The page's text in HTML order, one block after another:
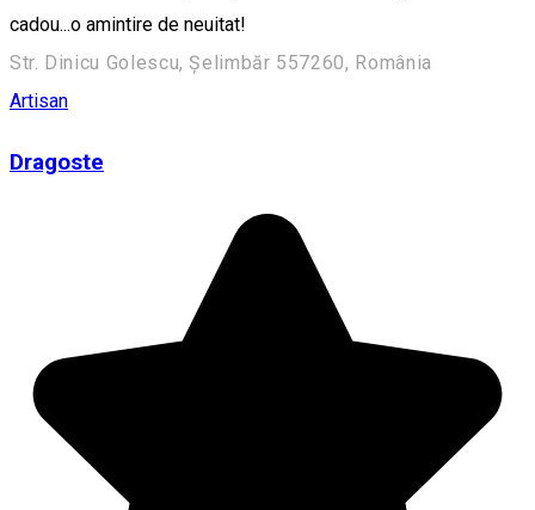
cadou...o amintire de neuitat!
Str. Dinicu Golescu, Șelimbăr 557260, România
Artisan
Dragoste